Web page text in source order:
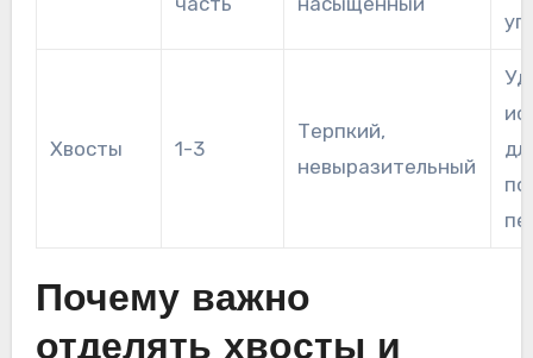
Хвосты 1-3
Терпкий,
невыразительный
Почему важно
отделять хвосты и